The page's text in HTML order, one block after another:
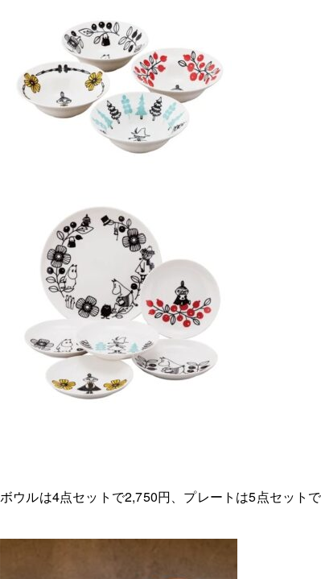
ボウルは4点セットで2,750円、プレートは5点セット